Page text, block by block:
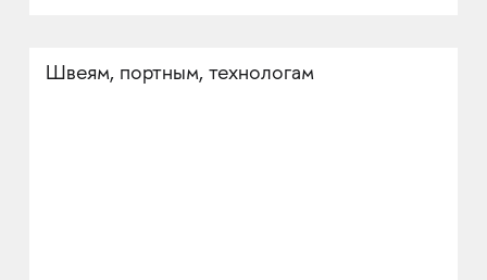
Швеям, портным, технологам